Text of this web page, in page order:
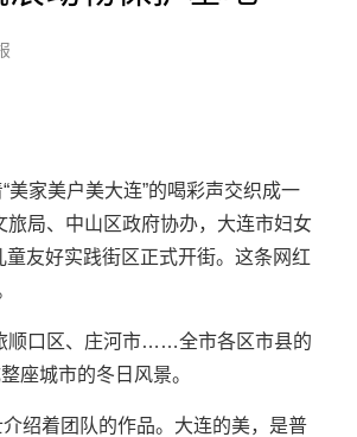
家美户美大连”的喝彩声交织成一
局、中山区政府协办，大连市妇女
童友好实践街区正式开街。这条网红
顺口区、庄河市……全市各区市县的
座城市的冬日风景。
绍着团队的作品。大连的美，是普